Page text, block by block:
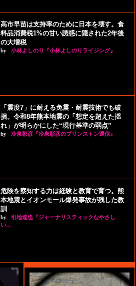
高市早苗は支持率のために日本を壊す。食
料品消費税1%の甘い誘惑に隠された2年後
の大増税
by 小林よしのり『小林よしのりライジング』
「震度7」に耐える免震・耐震技術でも破
損。令和8年熊本地震の「想定を超えた揺
れ」が明らかにした“現行基準の弱点”
by 冷泉彰彦『冷泉彰彦のプリンストン通信』
危険を察知する力は経験と教育で育つ。熊
本地震とイオンモール爆発事故が残した教
訓
by
引地達也『ジャーナリスティックなやさし
い…